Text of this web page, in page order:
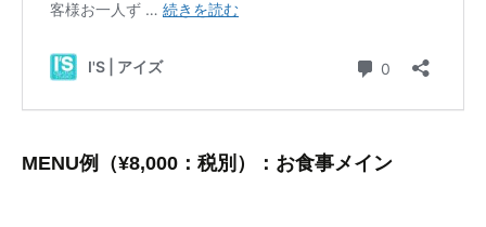
MENU例（¥8,000：税別）：お食事メイン